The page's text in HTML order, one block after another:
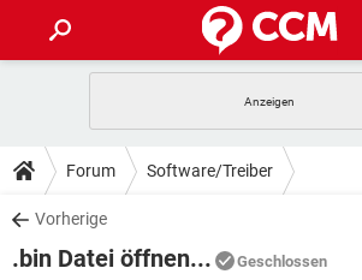
ANDROID IOS
WINDOWS 10
WHATSAPP TIKTOK
TIPPS & TRICKS
SPIELE
DOWNLOADS
SPIELE STREAMING
Forum Software/Treiber
Vorherige
.bin Datei öffnen... Geschlossen